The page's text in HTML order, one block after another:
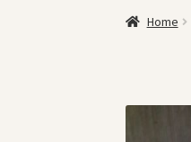
Home